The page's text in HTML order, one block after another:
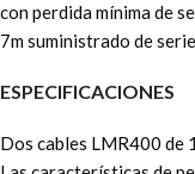
con perdida mínima de
7m suministrado de
ESPECIFICACIONES
Dos cables LMR400 de